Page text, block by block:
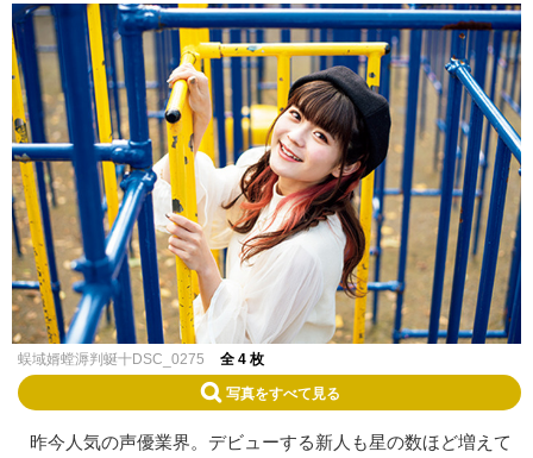
蜈域婿螳溽判蜒十DSC_0275 全 4 枚
写真をすべて見る
昨今人気の声優業界。 デビューする新人も星の数ほど増えて